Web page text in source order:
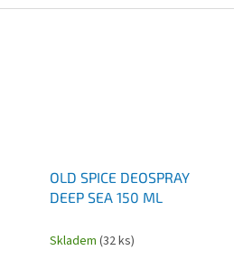
OLD SPICE DEOSPRAY
DEEP SEA 150 ML
Skladem (32 ks)